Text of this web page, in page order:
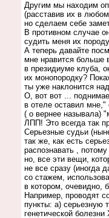
Другим мы находим
(расставив их в
но сделаем себе
В противном случае
судить меня их
А теперь давайте
мне нравится больше
в президиуме клуба,
их монопородку?
ты уже наклонится
О, вот вот ...
в отеле оставил
( о вернее называла)
ЛПП! Это всегда так
Серьезные судьи
так же, как есть
распознавать ,
но, все эти вещи,
не все сразу (иногда
со стажем,
в котором, очевидно,
Например, проводят
пункты: а) серьезную
генетической